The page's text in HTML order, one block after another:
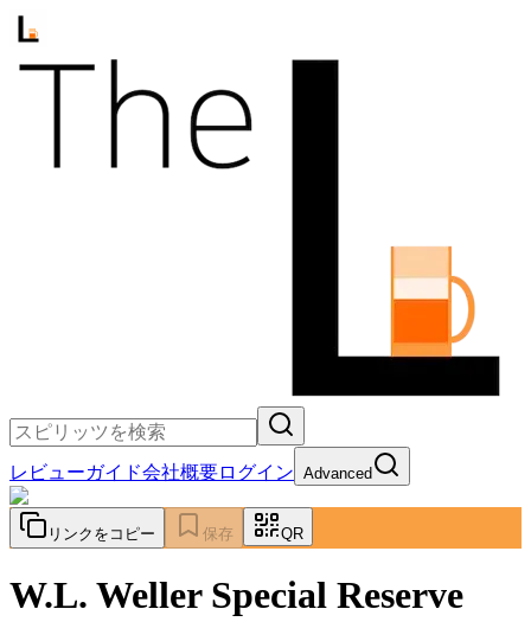
レビューガイド会社概要ログイン Advanced
リンクをコピー 保存 QR
W.L. Weller Special Reserve